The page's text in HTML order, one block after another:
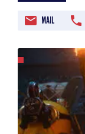
MAIL